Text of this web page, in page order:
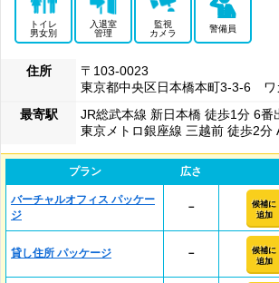
トイレ
男女別
入退室
管理
監視
カメラ
警備員
住所
〒103-0023
東京都中央区日本橋本町3-3-6 ワ
最寄駅
JR総武本線 新日本橋 徒歩1分 6番
東京メトロ銀座線 三越前 徒歩2分
プラン 広さ
バーチャルオフィス パッケー
ジ
－
候補に
追加
貸し住所 パッケージ －
候補に
追加